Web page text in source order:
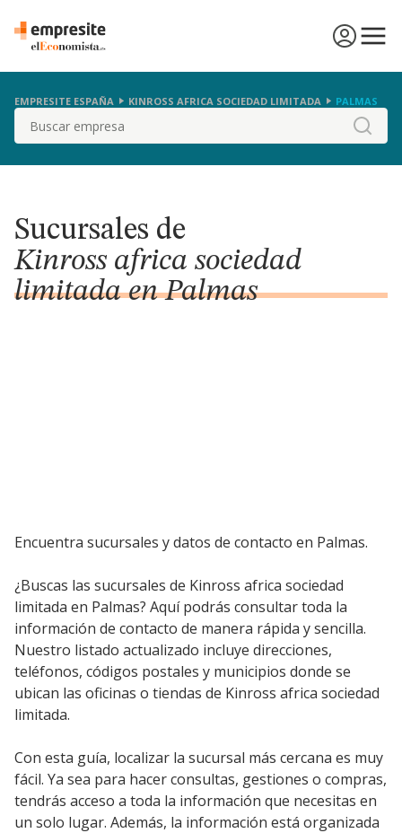
EMPRESITE ESPAÑA KINROSS AFRICA SOCIEDAD LIMITADA PALMAS
Buscar
Sucursales de
Kinross africa sociedad
limitada en Palmas
Encuentra sucursales y datos de contacto en Palmas.
¿Buscas las sucursales de Kinross africa sociedad
limitada en Palmas? Aquí podrás consultar toda la
información de contacto de manera rápida y sencilla.
Nuestro listado actualizado incluye direcciones,
teléfonos, códigos postales y municipios donde se
ubican las oficinas o tiendas de Kinross africa sociedad
limitada.
Con esta guía, localizar la sucursal más cercana es muy
fácil. Ya sea para hacer consultas, gestiones o compras,
tendrás acceso a toda la información que necesitas en
un solo lugar. Además, la información está organizada